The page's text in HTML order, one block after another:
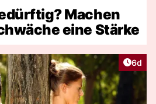
Machen
eine Stärke
6d